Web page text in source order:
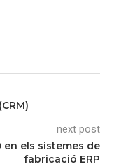
next post
en els sistemes de
fabricació ERP